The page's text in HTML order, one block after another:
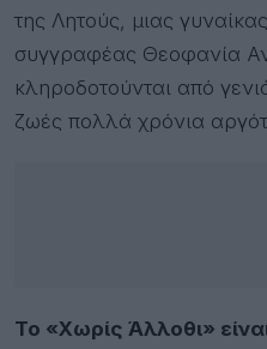
της Λητούς, μιας
συγγραφέας Θεοφανία
κληροδοτούνται από
ζωές πολλά χρόνια
Το «Χωρίς Άλλοθι»